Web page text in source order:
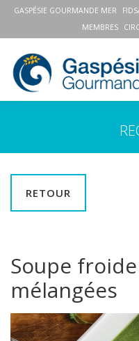
GASPÉSIE GOURMANDE MER
MEMBRES
RETOUR
Soupe
mélangées